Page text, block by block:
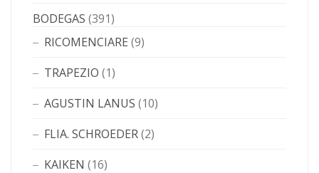
BODEGAS (391)
RICOMENCIARE (9)
TRAPEZIO (1)
AGUSTIN LANUS (10)
FLIA. SCHROEDER(2)
KAIKEN (16)